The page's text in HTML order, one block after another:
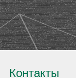
Контакты